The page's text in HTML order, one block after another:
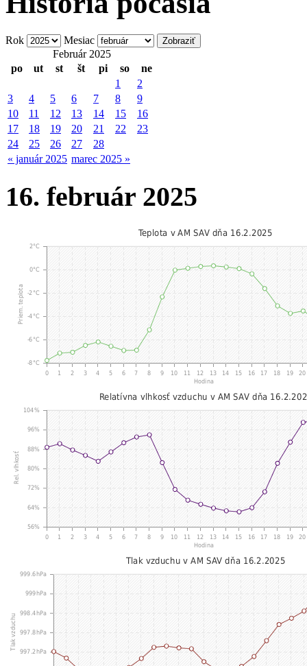
Rok
Mesiac
Február 2025
po
ut st št pi so ne
« január 2025 marec 2025 »
1
2
3
4 5 6 7 8
9
10
11 12 13 14 15
16
17
18 19 20 21 22
23
24
25 26 27 28
16. február 2025